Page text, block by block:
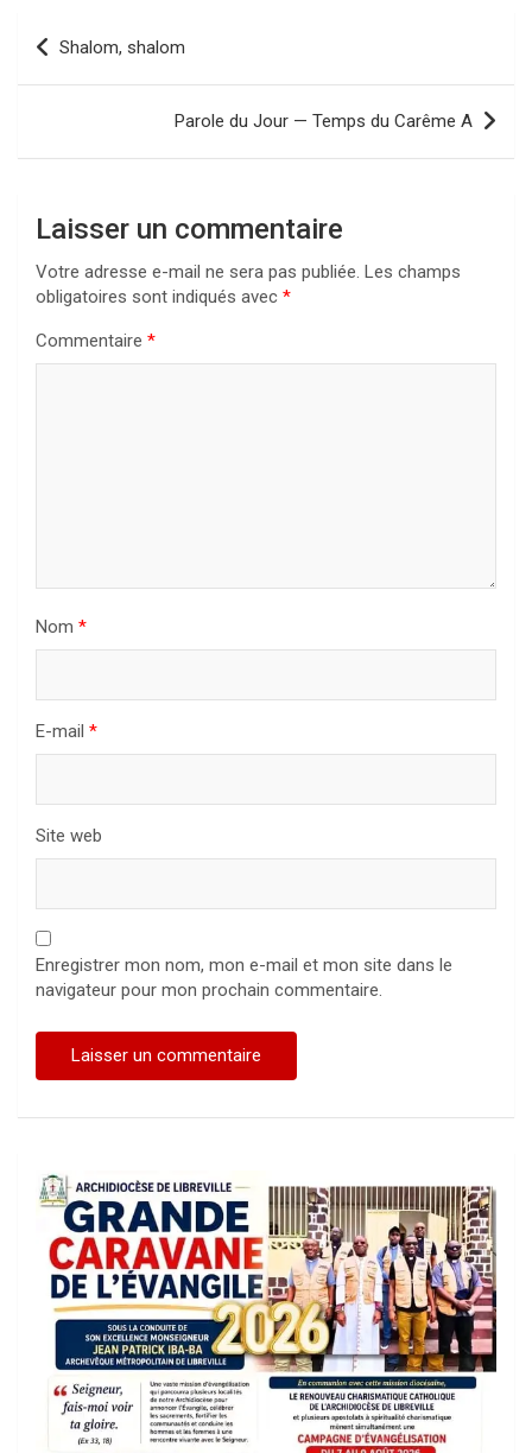
Navigation
de
Shalom, shalom
Parole du Jour — Temps du Carême A
Laisser un commentaire
Votre adresse e-mail ne sera pas publiée. Les champs
obligatoires sont indiqués avec *
Commentaire *
Nom *
E-mail *
Site web
Enregistrer mon nom, mon e-mail et mon site dans le
navigateur pour mon prochain commentaire.